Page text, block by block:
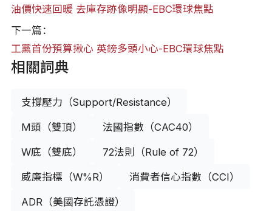
油價快速回暖 去庫存跡像明顯-EBC環球焦點
下一篇：
工黨首份預算揪心 英鎊多頭小心-EBC環球焦點
相關詞典
支撐壓力（Support/Resistance）
M頭（雙頂） 法國指數（CAC40）
W底（雙底） 72法則（Rule of 72）
威廉指標（W%R） 消費者信心指數（CCI）
ADR（美國存託憑證）